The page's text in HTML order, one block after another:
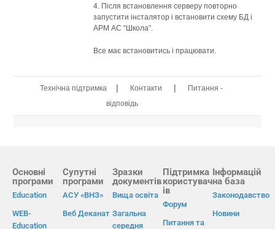
4. Після встановлення серверу повторно
запустити інсталятор і встановити схему БД і
АРМ АС “Школа”.
Все має встановитись і працювати.
Технічна підтримка | Контакти |
Питання -
відповідь
Основні
програми
Education
WEB-
Education
Супутні
програми
АСУ «ВНЗ»
Веб Деканат
Зразки
документів
Вища освіта
Загальна
середня
Підтримка
користувач
ів
Форум
Питання та
Інформацій
на база
Законодавство
Новини